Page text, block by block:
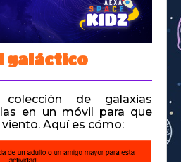
galáctico
de galaxias
en un móvil para que
Aquí es cómo: